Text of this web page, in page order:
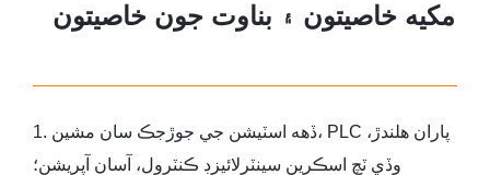
مکيه خاصيتون ۽ بناوت جون خاصيتون
1. ڏهه اسٽيشن جي جوڙجڪ سان مشين، PLC پاران هلندڙ،
وڏي ٽچ اسڪرين سينٽرلائيزڊ ڪنٽرول، آسان آپريشن؛